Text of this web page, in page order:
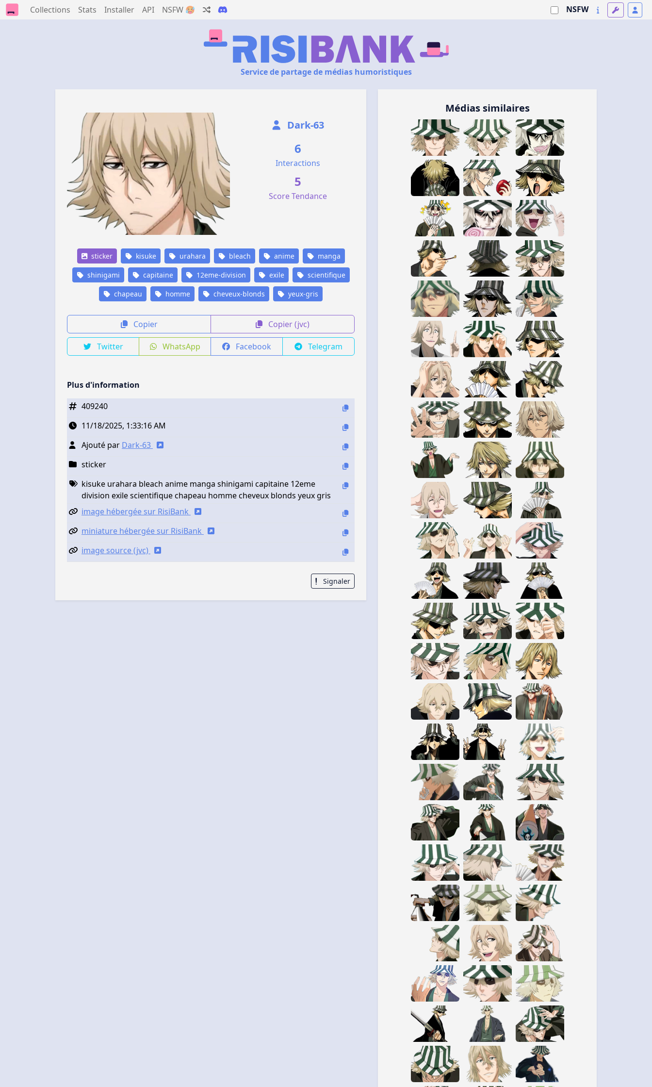
Collections Stats Installer API NSFW 🥵 NSFW
Service de partage de médias humoristiques
Dark-63
6
Interactions
5
Score Tendance
sticker kisuke urahara bleach anime manga
shinigami capitaine 12eme-division exile scientifique
chapeau homme cheveux-blonds yeux-gris
Copier Copier (jvc)
Twitter WhatsApp Facebook Telegram
Plus d'information
409240
11/18/2025, 1:33:16 AM
Ajouté par Dark-63
sticker
kisuke urahara bleach anime manga shinigami capitaine 12eme
division exile scientifique chapeau homme cheveux blonds yeux gris
image hébergée sur RisiBank
miniature hébergée sur RisiBank
image source (jvc)
Signaler
Médias similaires